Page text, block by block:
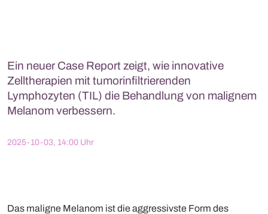
Ein neuer Case Report zeigt, wie innovative
Zelltherapien mit tumorinfiltrierenden
Lymphozyten (TIL) die Behandlung von malignem
Melanom verbessern.
2025-10-03, 14:00 Uhr
Das maligne Melanom ist die aggressivste Form des